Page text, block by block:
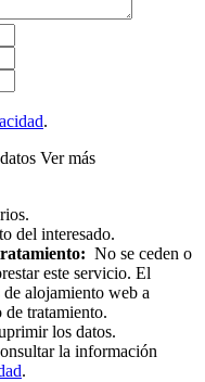
.
Ver más
del interesado.
No se ceden o
este servicio. El
alojamiento web a
tratamiento.
los datos.
la información
.